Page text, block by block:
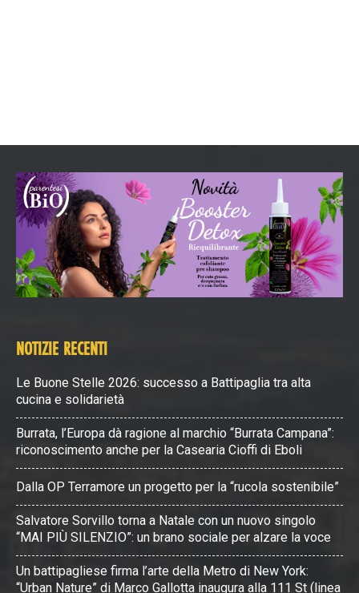
NOTIZIE RECENTI
Le Buone Stelle 2026: successo a Battipaglia tra alta
cucina e solidarietà
Burrata, l’Europa dà ragione al marchio “Burrata Campana”:
riconoscimento anche per la Casearia Cioffi di Eboli
Dalla OP Terramore un progetto per la “rucola sostenibile”
Salvatore Sorvillo torna a Natale con un nuovo singolo
“MAI PIÙ SILENZIO”: un brano sociale per alzare la voce
Un battipagliese firma l’arte della Metro di New York:
“Urban Nature” di Marco Gallotta inaugura alla 111 St (linea